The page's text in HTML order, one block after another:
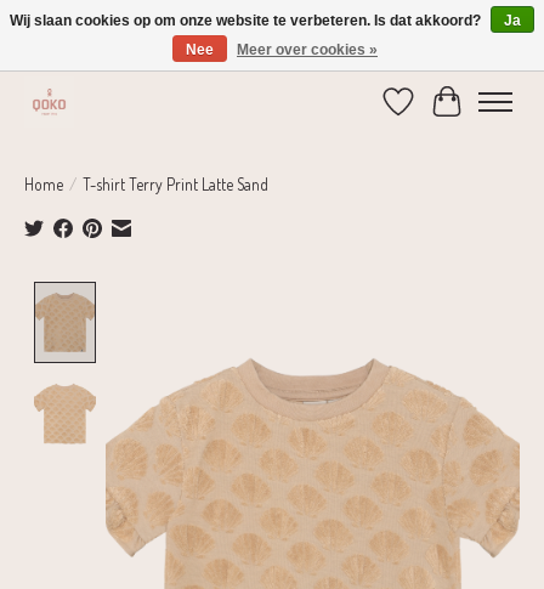
Verzending 1-2 dagen | Gratis verzending vanaf € 75,-
Verlanglijst
Home / T-shirt Terry Print Latte Sand
Wij slaan cookies op om onze website te verbeteren. Is dat akkoord?
Ja
Nee
Meer over cookies »